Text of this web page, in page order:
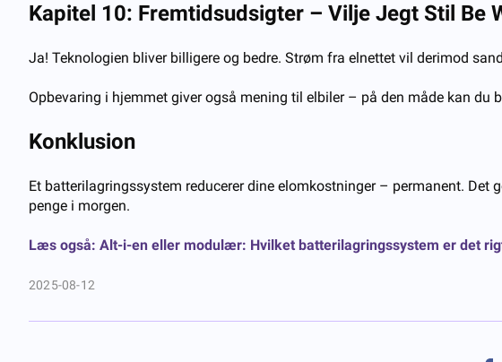
Kapitel 10: Fremtidsudsigter – Vilje Jegt Stil Be
Ja! Teknologien bliver billigere og bedre. Strøm fra elnettet vil derimod
Opbevaring i hjemmet giver også mening til elbiler – på den måde kan du
Konklusion
Et batterilagringssystem reducerer dine elomkostninger – permanent. Det
penge i morgen.
Læs også: Alt-i-en eller modulær: Hvilket batterilagringssystem er det
2025-08-12